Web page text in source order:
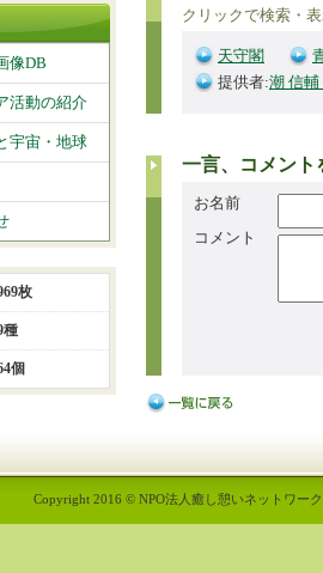
クリックで検索・
天守閣
提供者:潮 信
一言、コメント
お名前
コメント
像DB
活動の紹介
宇宙・地球
枚
種
個
Copyright 2016 © NPO法人癒し憩いネットワー